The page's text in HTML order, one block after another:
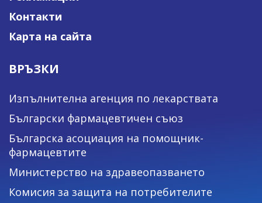
Контакти
Карта на сайта
ВРЪЗКИ
Изпълнителна агенция по лекарствата
Български фармацевтичен съюз
Българска асоциация на помощник-
фармацевтите
Министерство на здравеопазването
Комисия за защита на потребителите